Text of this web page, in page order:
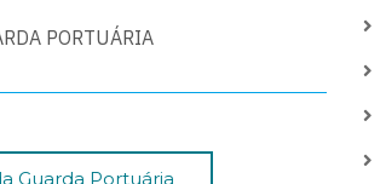
PORTUÁRIA
Guarda Portuária